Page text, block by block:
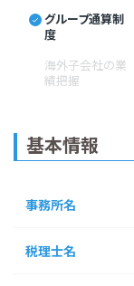
グループ通算制
度
海外子会社の業
績把握
基本情報
事務所名
税理士名